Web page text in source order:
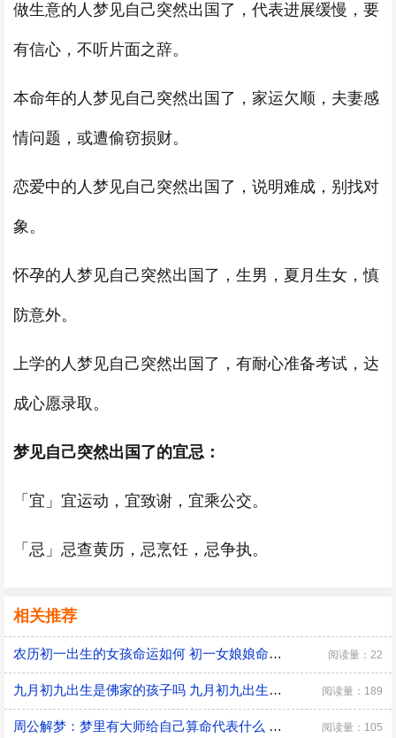
做生意的人梦见自己突然出国了，代表进展缓慢，要
有信心，不听片面之辞。
本命年的人梦见自己突然出国了，家运欠顺，夫妻感
情问题，或遭偷窃损财。
恋爱中的人梦见自己突然出国了，说明难成，别找对
象。
怀孕的人梦见自己突然出国了，生男，夏月生女，慎
防意外。
上学的人梦见自己突然出国了，有耐心准备考试，达
成心愿录取。
梦见自己突然出国了的宜忌：
「宜」宜运动，宜致谢，宜乘公交。
「忌」忌查黄历，忌烹饪，忌争执。
相关推荐
农历初一出生的女孩命运如何 初一女娘娘命什么意思 阅读量：22
九月初九出生是佛家的孩子吗 九月初九出生有什么说法 阅读量：189
周公解梦：梦里有大师给自己算命代表什么 是好兆头吗？ 阅读量：105